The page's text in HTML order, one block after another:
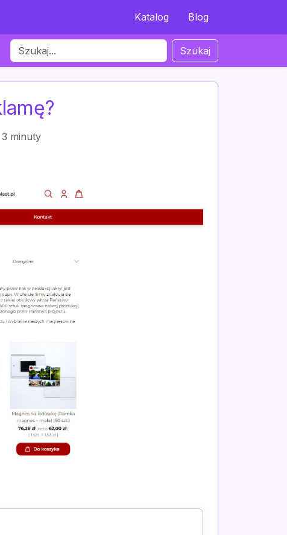
Katalog Blog
Szukaj
3 minuty